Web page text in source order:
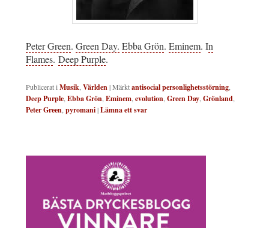
Peter Green. Green Day. Ebba Grön. Eminem. In
Flames. Deep Purple.
Publicerat iMusik,Världen|Märktantisocial personlighetsstörning,
Deep Purple,Ebba Grön,Eminem,evolution,Green Day,Grönland,
Peter Green,pyromani|Lämna ett svar